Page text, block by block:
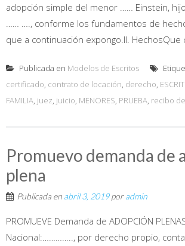
adopción simple del menor …… Einstein,
…… …., conforme los fundamentos de
que a continuación expongo.II. HechosQue
Publicada en Modelos de Escritos
certificado, contrato de locación, derecho,
FAMILIA, juez, juicio, MENORES, PRUEBA, recibo
Promuevo demanda de
plena
Publicada en abril 3, 2019poradmin
PROMUEVE Demanda de ADOPCIÓN
Nacional:………….., por derecho propio,